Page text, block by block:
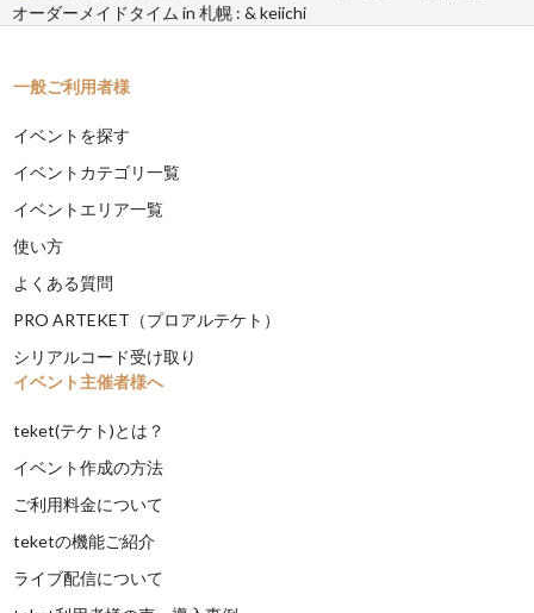
オーダーメイドタイム in 札幌 : & keiichi
一般ご利用者様
イベントを探す
イベントカテゴリ一覧
イベントエリア一覧
使い方
よくある質問
PRO ARTEKET（プロアルテケト）
シリアルコード受け取り
イベント主催者様へ
teket(テケト)とは？
イベント作成の方法
ご利用料金について
teketの機能ご紹介
ライブ配信について